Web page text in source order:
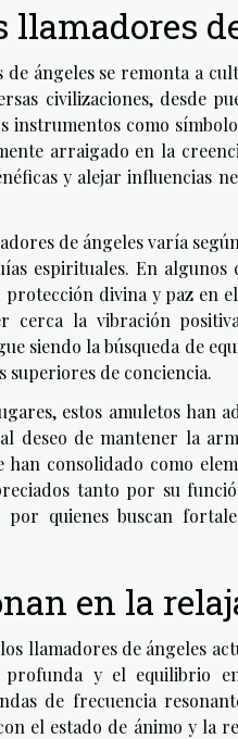
llamadores
ángeles se remonta a
civilizaciones, desde
instrumentos como
arraigado en la
y alejar influencias
de ángeles varía
espirituales. En
divina y paz en
cerca la vibración
siendo la búsqueda de
superiores de conciencia.
estos amuletos han
deseo de mantener la
han consolidado como
tanto por su
por quienes buscan
en la
llamadores de ángeles
y el equilibrio
de frecuencia
el estado de ánimo y la